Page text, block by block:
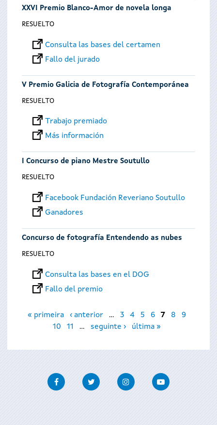
XXVI Premio Blanco-Amor de novela longa
RESUELTO
Consulta las bases del certamen
Fallo del jurado
V Premio Galicia de Fotografía Contemporánea
RESUELTO
Trabajo premiado
Más información
I Concurso de piano Mestre Soutullo
RESUELTO
Facebook Fundación Reveriano Soutullo
Ganadores
Concurso de fotografía Entendendo as nubes
RESUELTO
Consulta las bases en el DOG
Fallo del premio
Páginas
« primeira ‹ anterior … 3 4 5 6 7 8
9
10
11 … seguinte › última »
FacebookTwitter InstagramYoutube